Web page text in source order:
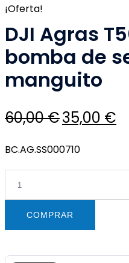
¡Oferta!
DJI Agras
bomba de
manguito
60,00€ El
precio
original
35,00 €
BC.AG.SS000710
Agras
de
COMPRAR